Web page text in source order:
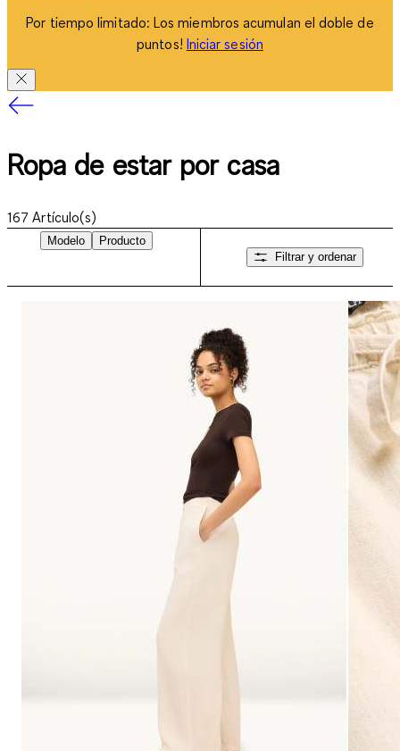
Por tiempo limitado: Los miembros acumulan el doble de
puntos! Iniciar sesión
Ropa de estar por casa
167 Artículo(s)
Modelo
Producto
Filtrar y ordenar